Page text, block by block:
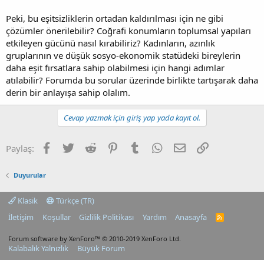
Peki, bu eşitsizliklerin ortadan kaldırılması için ne gibi
çözümler önerilebilir? Coğrafi konumların toplumsal yapıları
etkileyen gücünü nasıl kırabiliriz? Kadınların, azınlık
gruplarının ve düşük sosyo-ekonomik statüdeki bireylerin
daha eşit fırsatlara sahip olabilmesi için hangi adımlar
atılabilir? Forumda bu sorular üzerinde birlikte tartışarak daha
derin bir anlayışa sahip olalım.
Cevap yazmak için giriş yap yada kayıt ol.
Paylaş: Facebook
TwitterReddit PinterestTumblrWhatsApp
E-postaLink
Duyurular
Klasik
Türkçe (TR)
İletişim
Koşullar Gizlilik Politikası Yardım Anasayfa
R
Forum software by XenForo™ © 2010-2019 XenForo Ltd.
Kalabalık Yalnızlık Büyük Forum